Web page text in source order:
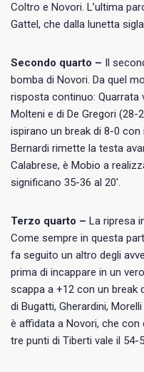
Coltro e Novori. L’ultima
Gattel, che dalla lunetta
Secondo quarto – Il
bomba di Novori. Da quel
risposta continuo: Quarrata
Molteni e di De Gregori (28-
ispirano un break di 8-0
Bernardi rimette la testa
Calabrese, è Mobio a
significano 35-36 al 20′.
Terzo quarto – La ripresa
Come sempre in questa
fa seguito un altro degli
prima di incappare in un
scappa a +12 con un break
di Bugatti, Gherardini,
è affidata a Novori, che
tre punti di Tiberti vale il 54-